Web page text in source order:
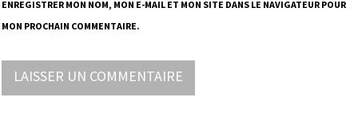
ENREGISTRER MON NOM, MON E-MAIL ET MON SITE DANS LE NAVIGATEUR POUR
MON PROCHAIN COMMENTAIRE.